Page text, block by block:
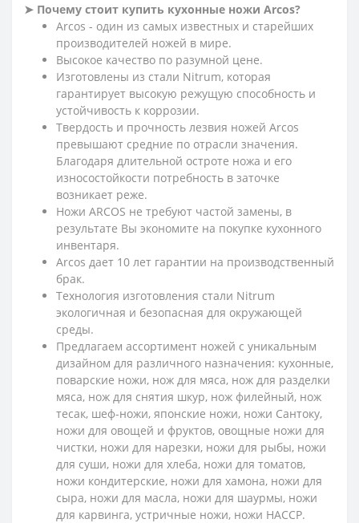
➤ Почему стоит купить кухонные ножи Arcos?
Arcos - один из самых известных и старейших
производителей ножей в мире.
Высокое качество по разумной цене.
Изготовлены из стали Nitrum, которая
гарантирует высокую режущую способность и
устойчивость к коррозии.
Твердость и прочность лезвия ножей Arcos
превышают средние по отрасли значения.
Благодаря длительной остроте ножа и его
износостойкости потребность в заточке
возникает реже.
Ножи ARCOS не требуют частой замены, в
результате Вы экономите на покупке кухонного
инвентаря.
Arcos дает 10 лет гарантии на производственный
брак.
Технология изготовления стали Nitrum
экологичная и безопасная для окружающей
среды.
Предлагаем ассортимент ножей с уникальным
дизайном для различного назначения: кухонные,
поварские ножи, нож для мяса, нож для разделки
мяса, нож для снятия шкур, нож филейный, нож
тесак, шеф-ножи, японские ножи, ножи Сантоку,
ножи для овощей и фруктов, овощные ножи для
чистки, ножи для нарезки, ножи для рыбы, ножи
для суши, ножи для хлеба, ножи для томатов,
ножи кондитерские, ножи для хамона, ножи для
сыра, ножи для масла, ножи для шаурмы, ножи
для карвинга, устричные ножи, ножи HACCP.